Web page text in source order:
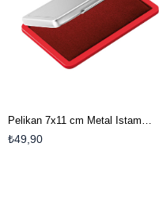
Pelikan 7x11 cm Metal Istampa - Kırmızı E-P-331025
₺49,90